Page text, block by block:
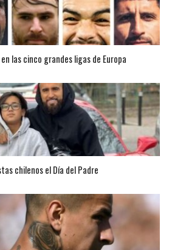
las cinco grandes ligas de Europa
chilenos el Día del Padre